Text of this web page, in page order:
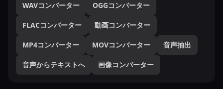
WAVコンバーター OGGコンバーター
FLACコンバーター 動画コンバーター
MP4コンバーター MOVコンバーター 音声抽出
音声からテキストへ 画像コンバーター